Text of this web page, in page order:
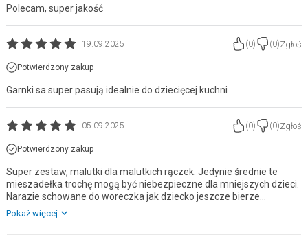
Polecam, super jakość
19.09.2025 (0) (0)Zgłoś
Potwierdzony zakup
Garnki sa super pasują idealnie do dziecięcej kuchni
05.09.2025 (0) (0)Zgłoś
Potwierdzony zakup
Super zestaw, malutki dla malutkich rączek. Jedynie średnie te
mieszadełka trochę mogą być niebezpieczne dla mniejszych dzieci.
Narazie schowane do woreczka jak dziecko jeszcze bierze
wszystko do buzi.
Pokaż więcej